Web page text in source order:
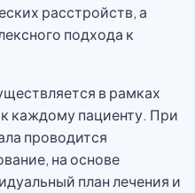
расстройств, а
подхода к
в рамках
каждому пациенту. При
проводится
на основе
план лечения и